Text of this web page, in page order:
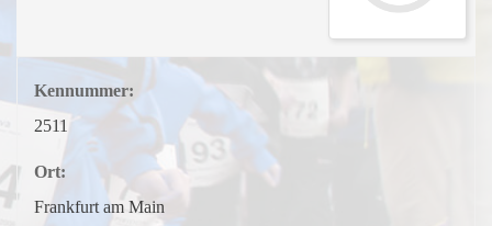
Kennummer:
2511
Ort:
Frankfurt am Main